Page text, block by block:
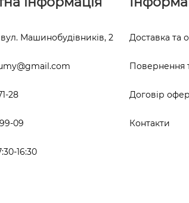
Машинобудівників, 2
28
09
16:30
Доставка та
Повернення
Договір
Контакти